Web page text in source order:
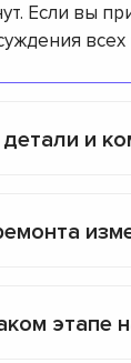
Если вы
всех
детали и
этапе